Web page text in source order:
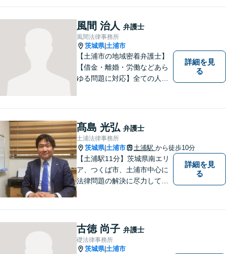
風間 治人 弁護士
風間法律事務所
茨城県| 土浦市
【土浦市の地域密着弁護士】
【借金・離婚・労働などあら
ゆる問題に対応】全ての人へ
の将来を見据えた、納得の解
決を目指します。まずはお気
軽にご相談ください。【駐車
場有】
詳細を見
る
髙島 光弘 弁護士
土浦法律事務所
茨城県| 土浦市 土浦駅 から徒歩10分
【土浦駅11分】茨城県南エリ
ア、つくば市、土浦市中心に
法律問題の解決に尽力してお
ら、お気軽にご相談くださ
い。
詳細を見
る
古徳 尚子 弁護士
礎法律事務所
茨城県| 土浦市